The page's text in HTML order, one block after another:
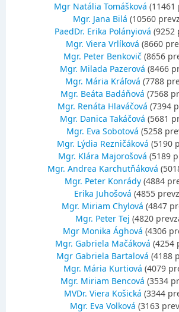
Mgr Natália Tomášková (11461
Mgr. Jana Bilá (10560
PaedDr. Erika Polányiová (9252
Mgr. Viera Vrlíková (8660
Mgr. Peter Benkovič (8656
Mgr. Milada Pazerová (8466
Mgr. Mária Kráľová (7788
Mgr. Beáta Badáňová (7568
Mgr. Renáta Hlaváčová (7394
Mgr. Danica Takáčová (5681
Mgr. Eva Sobotová (5258
Mgr. Lýdia Rezničáková (5190
Mgr. Klára Majorošová (5189
Mgr. Andrea Karchutňáková
Mgr. Peter Konrády(4884
Erika Juhošová (4855
Mgr. Miriam Chylová (4847
Mgr. Peter Tej (4820
Mgr Monika Ághová (4306
Mgr. Gabriela Mačáková (4254
Mgr Gabriela Bartalová (4188
Mgr. Mária Kurtiová (4079
Mgr. Miriam Bencová (3534
MVDr. Viera Košická (3344
Mgr. Eva Volková (3163